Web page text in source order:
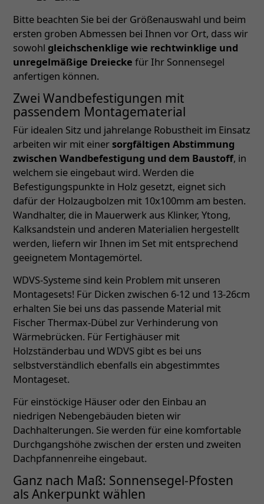
Bitte beachten Sie bei der Größenauswahl und beim
ersten groben Abmessen bei Ihnen vor Ort, dass wir
sowohl gleichschenklige wie rechtwinklige und
unregelmäßige Dreiecke für Ihr Sonnensegel
anfertigen können.
Zwei Wandbefestigungen mit
passendem Montagematerial
Für idealen Sitz und jahrelange Robustheit im Einsatz
arbeiten wir mit einersorgfältigen Abstimmung
zwischen Wandbefestigung und dem Baustoff, in
welchem sie eingebaut wird. Werden die
Befestigungspunkte in Holz gesetzt, eignet sich
dafür der Holzaugbolzen mit 10x100mm am besten.
Wandhalter, die in Mauerwerk aus Klinker, Ytong,
Kalksandstein und anderen Materialien hergestellt
werden, liefern wir Ihnen im Set mit entsprechend
geeignetem Montagemörtel.
WDVS-Systeme sind kein Problem mit unseren
Montagesets! Für Dicken zwischen 6-12 und 13-26cm
erhalten Sie bei uns das passende Material mit
Fischer Thermax-Dübel zur Verhinderung von
Wärmebrücken. Für Fertighäuser mit
Holzständerbau und WDVS gibt es bei uns
selbstverständlich ebenfalls ein abgestimmtes
Montageset.
Für einstöckige Häuser oder den Einbau an
niedrigen Nebengebäuden bieten wir
Dachhalterungen. Sie werden für eine komfortable
Durchgangshöhe zwischen der ersten und zweiten
Dachpfannenreihe eingebaut.
Ganz nach Maß: Sonnensegel-Pfosten
als Ankerpunkt wählen